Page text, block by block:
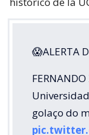
😱ALERTA
golaço do